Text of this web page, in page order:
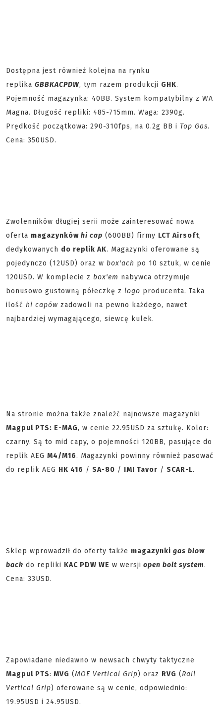
Dostępna jest również kolejna na rynku
replika GBBKACPDW, tym razem produkcji GHK.
Pojemność magazynka: 40BB. System kompatybilny z WA
Magna. Długość repliki: 485-715mm. Waga: 2390g.
Prędkość początkowa: 290-310fps, na 0.2g BB i Top Gas.
Cena: 350USD.
Zwolenników długiej serii może zainteresować nowa
oferta magazynków hi cap (600BB) firmy LCT Airsoft,
dedykowanych do replik AK. Magazynki oferowane są
pojedynczo (12USD) oraz w box'ach po 10 sztuk, w cenie
120USD. W komplecie z box'em nabywca otrzymuje
bonusowo gustowną półeczkę z logo producenta. Taka
ilość hi capów zadowoli na pewno każdego, nawet
najbardziej wymagającego, siewcę kulek.
Na stronie można także znaleźć najnowsze magazynki
Magpul PTS: E-MAG, w cenie 22.95USD za sztukę. Kolor:
czarny. Są to mid capy, o pojemności 120BB, pasujące do
replik AEG M4/M16. Magazynki powinny również pasować
do replik AEG HK 416 / SA-80 / IMI Tavor / SCAR-L.
Sklep wprowadził do oferty także magazynki gas blow
back do repliki KAC PDW WE w wersji open bolt system.
Cena: 33USD.
Zapowiadane niedawno w newsach chwyty taktyczne
Magpul PTS: MVG (MOE Vertical Grip) oraz RVG (Rail
Vertical Grip) oferowane są w cenie, odpowiednio:
19.95USD i 24.95USD.